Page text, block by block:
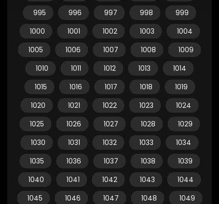
995
996 997 998
999
1000
1001 1002 1003
1004
1005
1006 1007 1008
1009
1010
1011 1012 1013
1014
1015
1016 1017 1018
1019
1020
1021 1022 1023
1024
1025
1026 1027 1028
1029
1030
1031 1032 1033
1034
1035
1036 1037 1038
1039
1040
1041 1042 1043
1044
1045
1046 1047 1048
1049